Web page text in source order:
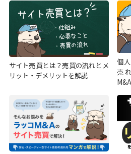
サイト売買とは？売買の流れとメ
リット・デメリットを解説
個
売